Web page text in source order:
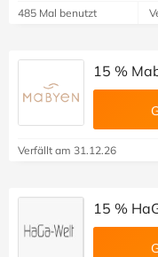
485 Mal benutzt
15 %
Verfällt am 31.12.26
15 %